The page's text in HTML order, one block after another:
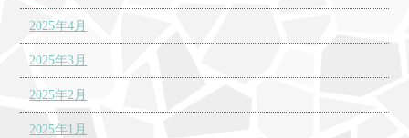
2025年4月
2025年3月
2025年2月
2025年1月